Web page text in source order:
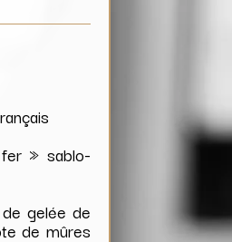
» sablo-
gelée de
de mûres